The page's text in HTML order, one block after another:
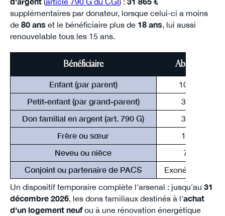
supplémentaires par donateur, lorsque celui-ci a moins
de 80 ans et le bénéficiaire plus de 18 ans, lui aussi
renouvelable tous les 15 ans.
Bénéficiaire Abattement
Enfant (par parent)
100 000 €
Petit-enfant (par grand-parent)
31 865 €
Don familial en argent (art. 790 G)
31 865 €
Frère ou sœur
15 932 €
Neveu ou nièce
7 967 €
Conjoint ou partenaire de PACS
Exonéré au
Un dispositif temporaire complète l'arsenal : jusqu'au 31
décembre 2026, les dons familiaux destinés à l'achat
d'un logement neufou à une rénovation énergétique